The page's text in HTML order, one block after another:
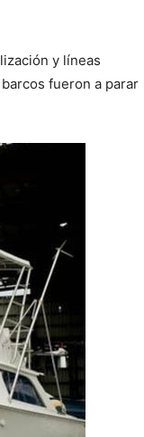
y líneas
fueron a parar